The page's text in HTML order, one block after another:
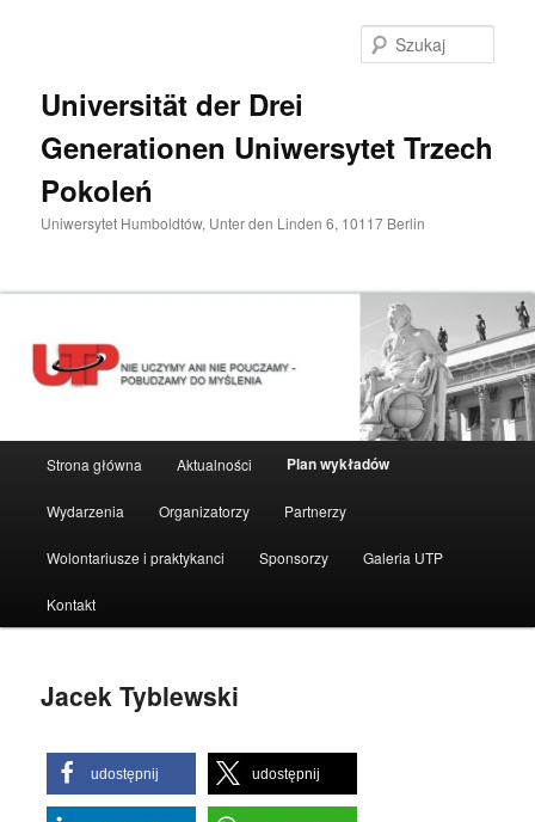
Universität der Drei
Generationen Uniwersytet Trzech
Pokoleń
Uniwersytet Humboldtów, Unter den Linden 6, 10117 Berlin
Strona główna Aktualności Plan wykładów
Wydarzenia Organizatorzy Partnerzy
Wolontariusze i praktykanci Sponsorzy Galeria UTP
Kontakt
Jacek Tyblewski
udostępnij udostępnij